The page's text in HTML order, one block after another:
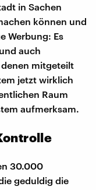
in Sachen
können und
Werbung: Es
auch
mitgeteilt
jetzt wirklich
Raum
aufmerksam.
30.000
geduldig die